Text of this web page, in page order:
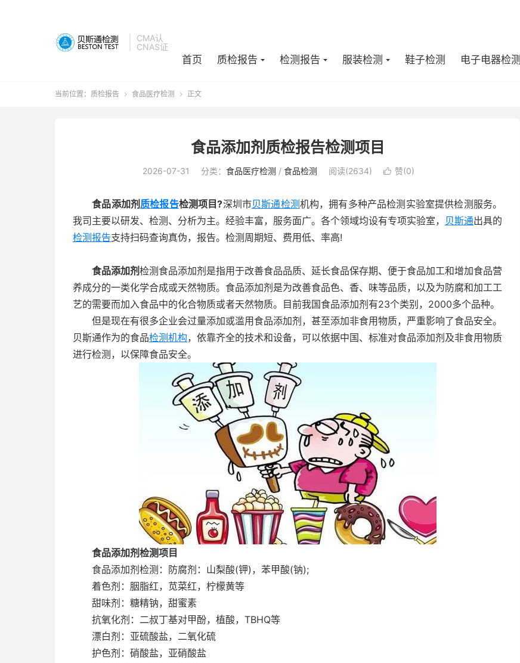
CMA认
CNAS证
首页 质检报告 检测报告 服装检测 鞋子检测 电子电器检测
当前位置： 质检报告  食品医疗检测  正文
食品添加剂质检报告检测项目
2026-07-31 分类： 食品医疗检测 / 食品检测 阅读(2634)  赞(0)
食品添加剂 质检报告检测项目?深圳市贝斯通检测机构，拥有多种产品检测实验室提供检测服务。
我司主要以研发、检测、分析为主。经验丰富，服务面广。各个领域均设有专项实验室， 贝斯通出具的
检测报告支持扫码查询真伪，报告。检测周期短、费用低、率高!
食品添加剂检测食品添加剂是指用于改善食品品质、延长食品保存期、便于食品加工和增加食品营
养成分的一类化学合成或天然物质。食品添加剂是为改善食品色、香、味等品质，以及为防腐和加工工
艺的需要而加入食品中的化合物质或者天然物质。目前我国食品添加剂有23个类别，2000多个品种。
但是现在有很多企业会过量添加或滥用食品添加剂，甚至添加非食用物质，严重影响了食品安全。
贝斯通作为的食品检测机构，依靠齐全的技术和设备，可以依据中国、标准对食品添加剂及非食用物质
进行检测，以保障食品安全。
食品添加剂检测项目
食品添加剂检测：防腐剂：山梨酸(钾)，苯甲酸(钠);
着色剂：胭脂红，苋菜红，柠檬黄等
甜味剂：糖精钠，甜蜜素
抗氧化剂：二叔丁基对甲酚，植酸，TBHQ等
漂白剂：亚硫酸盐，二氧化硫
护色剂：硝酸盐，亚硝酸盐